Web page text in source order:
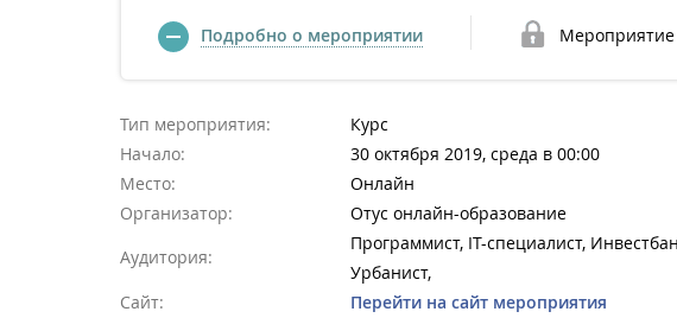
Подробно о мероприятии
Тип мероприятия:
Курс
Начало:
30 октября 2019, среда в 00:00
Место:
Онлайн
Организатор:
Отус онлайн-образование
Аудитория:
Программист, IT-специалист,
Урбанист,
Сайт:
Перейти на сайт мероприятия